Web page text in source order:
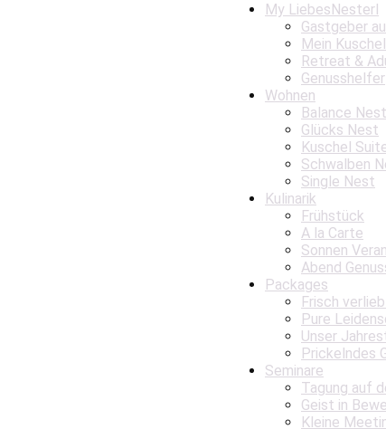
My LiebesNesterl
Gastgeber
Mein
Retreat &
Genusshelfer
Wohnen
Balance Nest
Glücks Nest
Kuschel
Schwalben
Single Nest
Kulinarik
Frühstück
A la Carte
Sonnen
Abend
Packages
Frisch
Pure
Unser
Prickelndes
Seminare
Tagung auf
Geist in
Kleine